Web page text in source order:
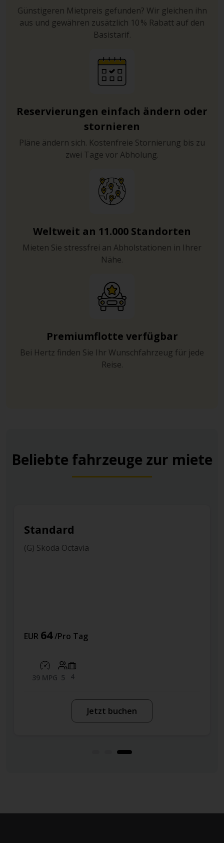
Günstigeren Mietpreis gefunden? Wir gleichen ihn
aus und gewähren zusätzlich 10 % Rabatt auf den
Basistarif.
Reservierungen einfach ändern oder
stornieren
Pläne ändern sich. Kostenfreie Stornierung bis zu
zwei Tage vor Abholung.
Weltweit an 11.000 Standorten
Mieten Sie stressfrei an Abholstationen in Ihrer
Nähe.
Premiumflotte verfügbar
Bei Hertz finden Sie Ihr Wunschfahrzeug für jede
Reise.
Beliebte fahrzeuge zur miete
Standard
(G) Skoda Octavia
EUR 64/Pro Tag
39 MPG 5 4
Jetzt buchen